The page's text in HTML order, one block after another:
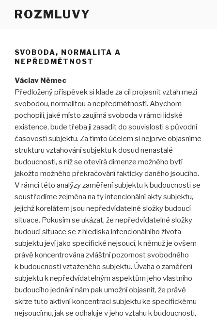
ROZMLUVY
SVOBODA, NORMALITA A
NEPŘEDMĚTNOST
Václav Němec
Předložený příspěvek si klade za cíl projasnit vztah mezi
svobodou, normalitou a nepředmětností. Abychom
pochopili, jaké místo zaujímá svoboda v rámci lidské
existence, bude třeba ji zasadit do souvislosti s původní
časovostí subjektu. Za tímto účelem si nejprve objasníme
strukturu vztahování subjektu k dosud nenastalé
budoucnosti, s níž se otevírá dimenze možného bytí
jakožto možného překračování fakticky daného jsoucího.
V rámci této analýzy zaměření subjektu k budoucnosti se
soustředíme zejména na ty intencionální akty subjektu,
jejichž korelátem jsou nepředvídatelné složky budoucí
situace. Pokusím se ukázat, že nepředvídatelné složky
budoucí situace se z hlediska intencionálního života
subjektu jeví jako specifické nejsoucí, k němuž je ovšem
právě koncentrována zvláštní pozornost svobodného
k budoucnosti vztaženého subjektu. Úvaha o zaměření
subjektu k nepředvídatelným aspektům jeho vlastního
budoucího jednání nám pak umožní objasnit, že právě
skrze tuto aktivní koncentraci subjektu ke specifickému
nejsoucímu, jak se odhaluje v jeho vztahu k budoucnosti,